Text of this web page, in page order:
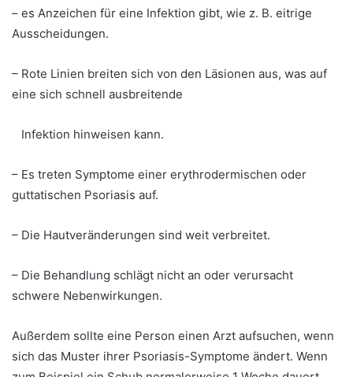
– es Anzeichen für eine Infektion gibt, wie z. B. eitrige
Ausscheidungen.
– Rote Linien breiten sich von den Läsionen aus, was auf
eine sich schnell ausbreitende
Infektion hinweisen kann.
– Es treten Symptome einer erythrodermischen oder
guttatischen Psoriasis auf.
– Die Hautveränderungen sind weit verbreitet.
– Die Behandlung schlägt nicht an oder verursacht
schwere Nebenwirkungen.
Außerdem sollte eine Person einen Arzt aufsuchen, wenn
sich das Muster ihrer Psoriasis-Symptome ändert. Wenn